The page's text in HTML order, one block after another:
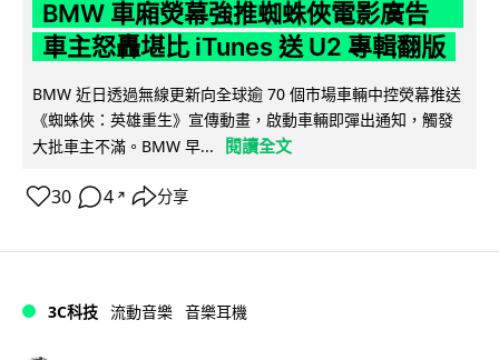
BMW 車廂熒幕強推蜘蛛俠電影廣告
車主怒轟堪比 iTunes 送 U2 專輯翻版
BMW 近日透過無線更新向全球逾 70 個市場車輛中控熒幕推送
《蜘蛛俠：英雄重生》宣傳動畫，啟動車輛即彈出通知，觸發
大批車主不滿。BMW 早...
閱讀全文
30 4 ↗ 分享
3C科技 流動音樂 音樂耳機